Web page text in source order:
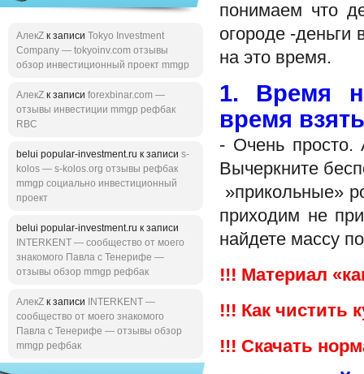
АлекZ к записи Tokyo Investment
Company — tokyoinv.com отзывы
обзор инвестиционный проект mmgp
АлекZ к записи forexbinar.com —
отзывы инвестиции mmgp рефбак
RBC
belui popular-investment.ru к записи s-
kolos — s-kolos.org отзывы рефбак
mmgp социально инвестиционный
проект
belui popular-investment.ru к записи
INTERKENT — сообщество от моего
знакомого Павла с Тенерифе —
отзывы обзор mmgp рефбак
АлекZ к записи
INTERKENT —
сообщество от моего знакомого
Павла с Тенерифе — отзывы обзор
mmgp рефбак
понимаем что
огороде -деньги
на это время.
1. Время
время
- Очень просто.
Вычеркните
»прикольные»
приходим не
найдете массу
!!! Материал
!!! Как чистить
!!! Скачать